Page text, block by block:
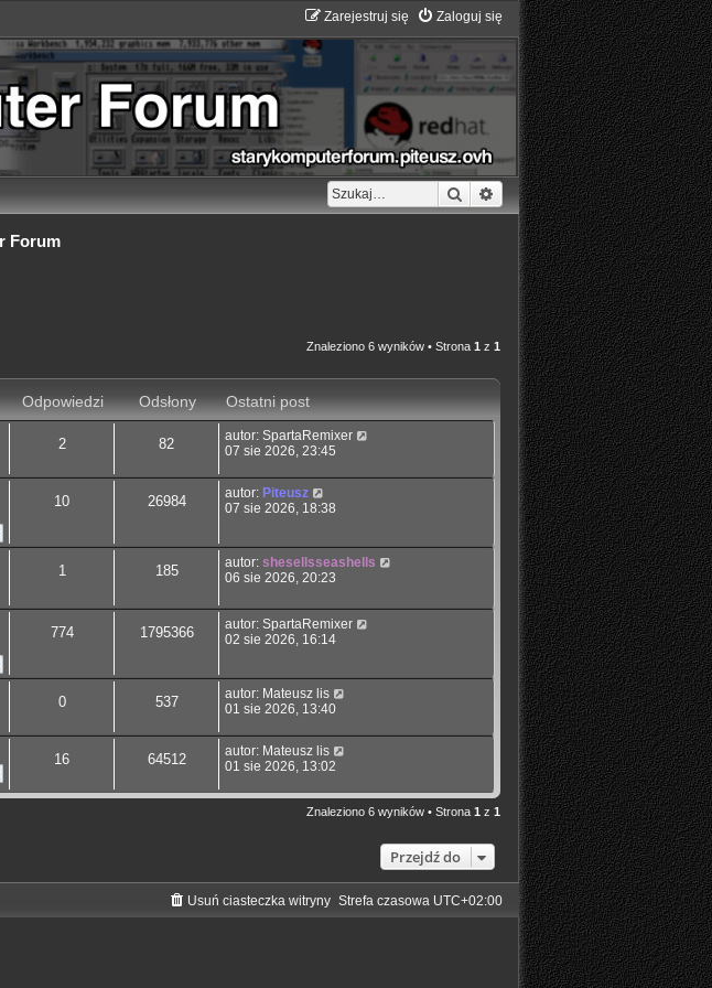
Zaloguj się
Zarejestruj się
Szukaj Wyszukiwanie zaawansowane
Forum
Znaleziono 6 wyników • Strona 1 z 1
Odpowiedzi Odsłony
Ostatni post
2 82 autor: SpartaRemixer
07 sie 2026, 23:45
10 26984 autor: Piteusz
07 sie 2026, 18:38
1 185 autor: shesellsseashells
06 sie 2026, 20:23
774 1795366 autor: SpartaRemixer
02 sie 2026, 16:14
0 537 autor: Mateusz lis
01 sie 2026, 13:40
16 64512 autor: Mateusz lis
01 sie 2026, 13:02
Znaleziono 6 wyników • Strona 1 z 1
Przejdź do
Strefa czasowa UTC+02:00
Usuń ciasteczka witryny